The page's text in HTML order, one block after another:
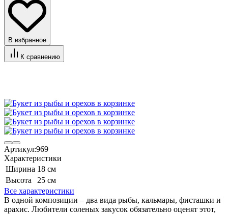
В избранное
К сравнению
Артикул:969
Характеристики
Ширина 18 см
Высота
25 см
Все характеристики
В одной композиции – два вида рыбы, кальмары, фисташки и
арахис. Любители соленых закусок обязательно оценят этот,